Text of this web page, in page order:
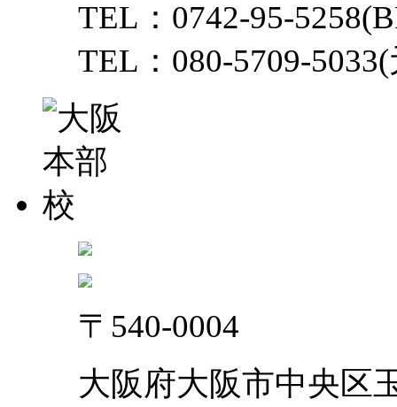
TEL：0742-95-
TEL：080-5709-
〒540-0004
大阪府大阪市中央区